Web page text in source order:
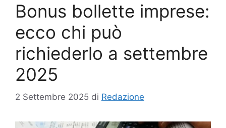
Bonus bollette imprese:
ecco chi può
richiederlo a settembre
2025
2 Settembre 2025 di Redazione